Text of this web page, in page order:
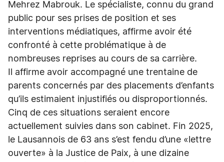
Mehrez Mabrouk. Le spécialiste, connu du grand
public pour ses prises de position et ses
interventions médiatiques, affirme avoir été
confronté à cette problématique à de
nombreuses reprises au cours de sa carrière.
Il affirme avoir accompagné une trentaine de
parents concernés par des placements d’enfants
qu’ils estimaient injustifiés ou disproportionnés.
Cinq de ces situations seraient encore
actuellement suivies dans son cabinet. Fin 2025,
le Lausannois de 63 ans s’est fendu d’une «lettre
ouverte» à la Justice de Paix, à une dizaine